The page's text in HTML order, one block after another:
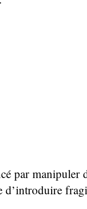
par manipuler
d’introduire